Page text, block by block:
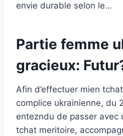
envie durable selon le…
Partie femme
gracieux:
Afin d’effectuer mien
complice ukrainienne, du
entezndu de passer avec
tchat meritoire,